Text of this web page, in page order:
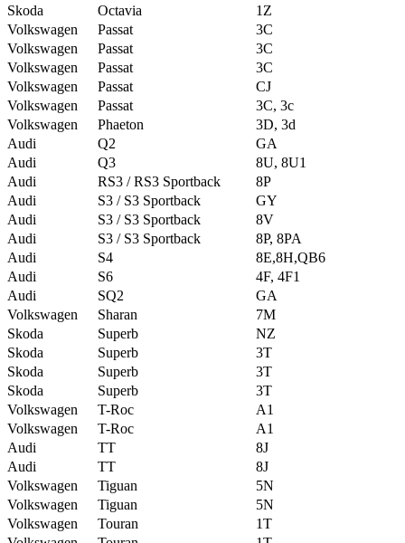
Skoda
Octavia
1Z
Volkswagen
Passat
3C
Volkswagen
Passat
3C
Volkswagen
Passat
3C
Volkswagen
Passat
CJ
Volkswagen
Passat
3C, 3c
Volkswagen
Phaeton
3D, 3d
Audi
Q2
GA
Audi
Q3
8U, 8U1
Audi
RS3 / RS3 Sportback
8P
Audi
S3 / S3 Sportback
GY
Audi
S3 / S3 Sportback
8V
Audi
S3 / S3 Sportback
8P, 8PA
Audi
S4
8E,8H,QB6
Audi
S6
4F, 4F1
Audi
SQ2
GA
Volkswagen
Sharan
7M
Skoda
Superb
NZ
Skoda
Superb
3T
Skoda
Superb
3T
Skoda
Superb
3T
Volkswagen
T-Roc
A1
Volkswagen
T-Roc
A1
Audi
TT
8J
Audi
TT
8J
Volkswagen
Tiguan
5N
Volkswagen
Tiguan
5N
Volkswagen
Touran
1T